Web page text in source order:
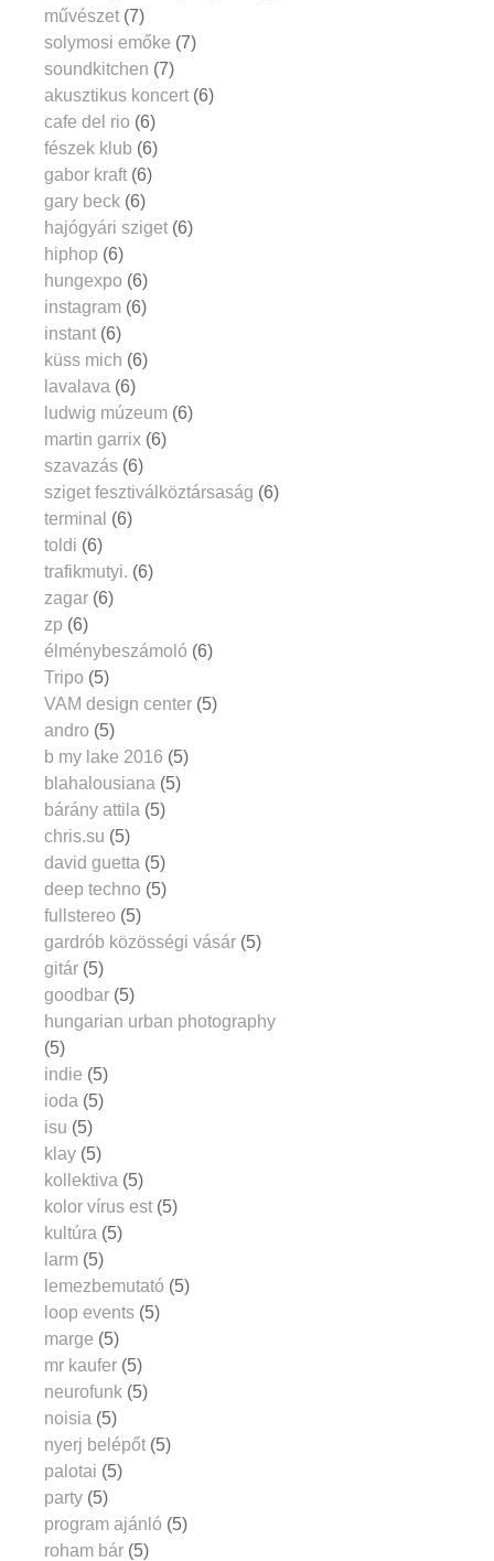
művészet (7)
solymosi emőke (7)
soundkitchen (7)
akusztikus koncert (6)
cafe del rio (6)
fészek klub (6)
gabor kraft (6)
gary beck (6)
hajógyári sziget (6)
hiphop (6)
hungexpo (6)
instagram (6)
instant (6)
küss mich (6)
lavalava (6)
ludwig múzeum (6)
martin garrix (6)
szavazás (6)
sziget fesztiválköztársaság (6)
terminal (6)
toldi (6)
trafikmutyi. (6)
zagar (6)
zp (6)
élménybeszámoló (6)
Tripo (5)
VAM design center (5)
andro (5)
b my lake 2016 (5)
blahalousiana (5)
bárány attila (5)
chris.su (5)
david guetta (5)
deep techno (5)
fullstereo (5)
gardrób közösségi vásár (5)
gitár (5)
goodbar (5)
hungarian urban photography
(5)
indie (5)
ioda (5)
isu (5)
klay (5)
kollektiva (5)
kolor vírus est (5)
kultúra (5)
larm (5)
lemezbemutató (5)
loop events (5)
marge (5)
mr kaufer (5)
neurofunk (5)
noisia (5)
nyerj belépőt (5)
palotai (5)
party (5)
program ajánló (5)
roham bár (5)